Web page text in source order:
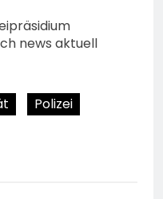
news aktuell
Polizei